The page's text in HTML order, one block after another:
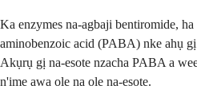
Ka enzymes na-agbaji bentiromide,
aminobenzoic acid (PABA) nke ahụ
Akụrụ gị na-esote nzacha PABA a
n'ime awa ole na ole na-esote.